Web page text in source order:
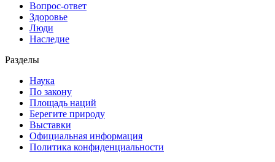
Вопрос-ответ
Здоровье
Люди
Наследие
Разделы
Наука
По закону
Площадь наций
Берегите природу
Выставки
Официальная информация
Политика конфиденциальности